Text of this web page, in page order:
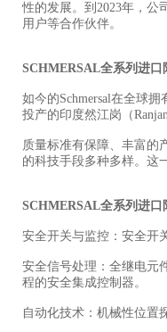
性的发展。到2023年，公
用户等合作伙伴。
SCHMERSAL全系列进口
如今的Schmersal在全球
投产的印度然江岗（
质量标准有保障、丰富的
的科技手段多种多样。这
SCHMERSAL全系列进口
安全开关与监控：安全开
安全信号处理：全继电元
程的安全集成控制器。
自动化技术：机械性位置